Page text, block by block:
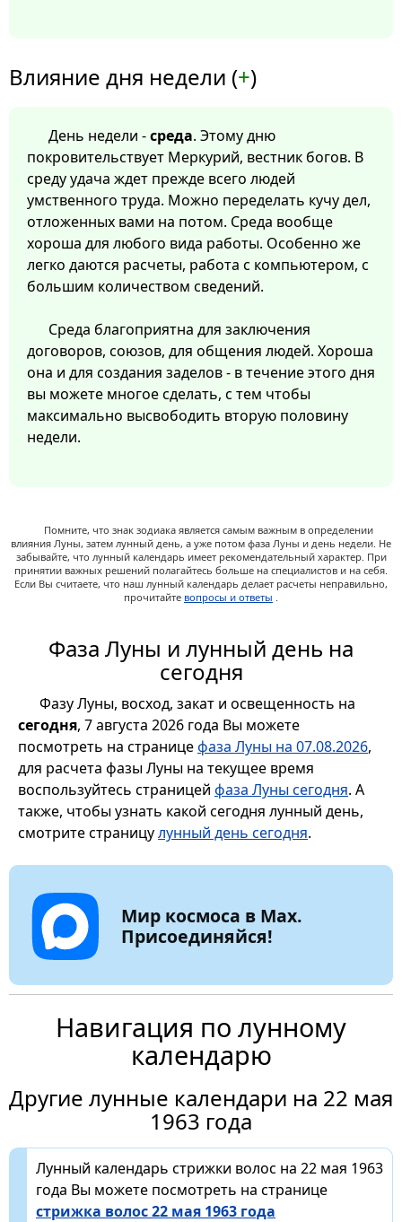
Влияние дня недели (+)
День недели -среда. Этому дню
покровительствует Меркурий, вестник богов. В
среду удача ждет прежде всего людей
умственного труда. Можно переделать кучу дел,
отложенных вами на потом. Среда вообще
хороша для любого вида работы. Особенно же
легко даются расчеты, работа с компьютером, с
большим количеством сведений.
Среда благоприятна для заключения
договоров, союзов, для общения людей. Хороша
она и для создания заделов - в течение этого дня
вы можете многое сделать, с тем чтобы
максимально высвободить вторую половину
недели.
Помните, что знак зодиака является самым важным в определении
влияния Луны, затем лунный день, а уже потом фаза Луны и день недели. Не
забывайте, что лунный календарь имеет рекомендательный характер. При
принятии важных решений полагайтесь больше на специалистов и на себя.
Если Вы считаете, что наш лунный календарь делает расчеты неправильно,
прочитайте вопросы и ответы .
Фаза Луны и лунный день на
сегодня
Фазу Луны, восход, закат и освещенность на
сегодня, 7 августа 2026 года Вы можете
посмотреть на страницефаза Луны на 07.08.2026,
для расчета фазы Луны на текущее время
воспользуйтесь страницей фаза Луны сегодня. А
также, чтобы узнать какой сегодня лунный день,
смотрите страницулунный день сегодня.
Мир космоса в Max.
Присоединяйся!
Навигация по лунному
календарю
Другие лунные календари на 22 мая
1963 года
Лунный календарь стрижки волос на 22 мая 1963
года Вы можете посмотреть на странице
стрижка волос 22 мая 1963 года